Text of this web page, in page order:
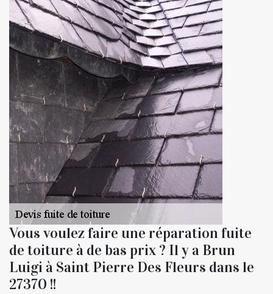
Vous voulez faire une réparation fuite
de toiture à de bas prix ? Il y a Brun
Luigi à Saint Pierre Des Fleurs dans le
27370 !!